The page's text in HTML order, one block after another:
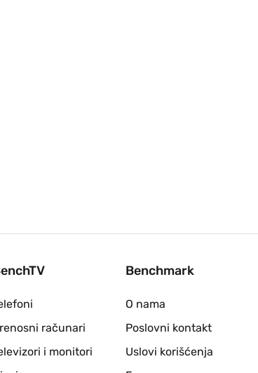
računari
i monitori
Benchmark
O nama
Poslovni kontakt
Uslovi korišćenja